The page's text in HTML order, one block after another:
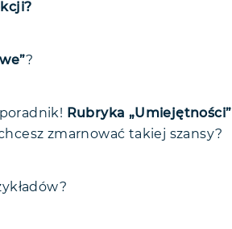
?
Rubryka „Umiejętności”
zmarnować takiej szansy?